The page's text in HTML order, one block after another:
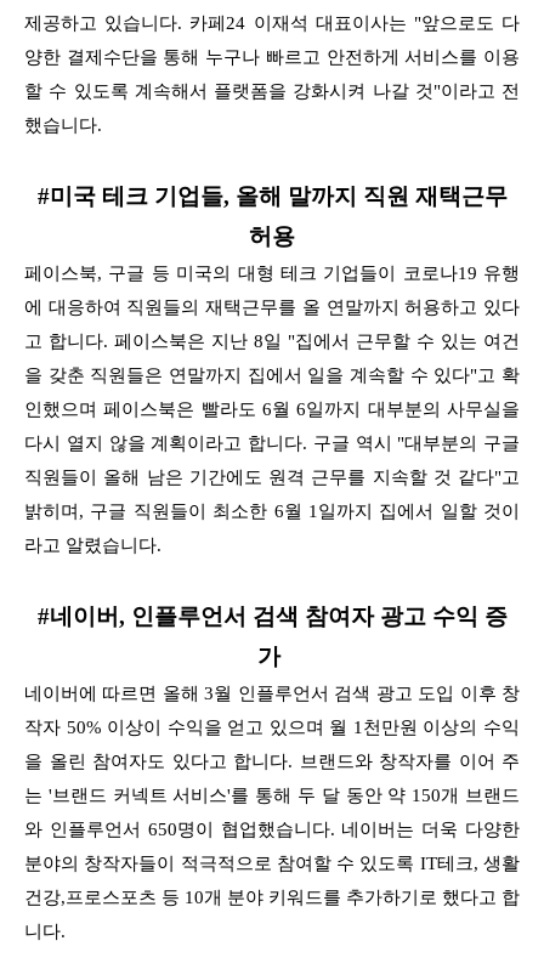
제공하고 있습니다. 카페24 이재석 대표이사는 "앞으로도 다
양한 결제수단을 통해 누구나 빠르고 안전하게 서비스를 이용
할 수 있도록 계속해서 플랫폼을 강화시켜 나갈 것"이라고 전
했습니다.
#미국 테크 기업들, 올해 말까지 직원 재택근무
허용
페이스북, 구글 등 미국의 대형 테크 기업들이 코로나19 유행
에 대응하여 직원들의 재택근무를 올 연말까지 허용하고 있다
고 합니다. 페이스북은 지난 8일 "집에서 근무할 수 있는 여건
을 갖춘 직원들은 연말까지 집에서 일을 계속할 수 있다"고 확
인했으며 페이스북은 빨라도 6월 6일까지 대부분의 사무실을
다시 열지 않을 계획이라고 합니다. 구글 역시 "대부분의 구글
직원들이 올해 남은 기간에도 원격 근무를 지속할 것 같다"고
밝히며, 구글 직원들이 최소한 6월 1일까지 집에서 일할 것이
라고 알렸습니다.
#네이버, 인플루언서 검색 참여자 광고 수익 증
가
네이버에 따르면 올해 3월 인플루언서 검색 광고 도입 이후 창
작자 50% 이상이 수익을 얻고 있으며 월 1천만원 이상의 수익
을 올린 참여자도 있다고 합니다. 브랜드와 창작자를 이어 주
는 '브랜드 커넥트 서비스'를 통해 두 달 동안 약 150개 브랜드
와 인플루언서 650명이 협업했습니다. 네이버는 더욱 다양한
분야의 창작자들이 적극적으로 참여할 수 있도록 IT테크, 생활
건강,프로스포츠 등 10개 분야 키워드를 추가하기로 했다고 합
니다.